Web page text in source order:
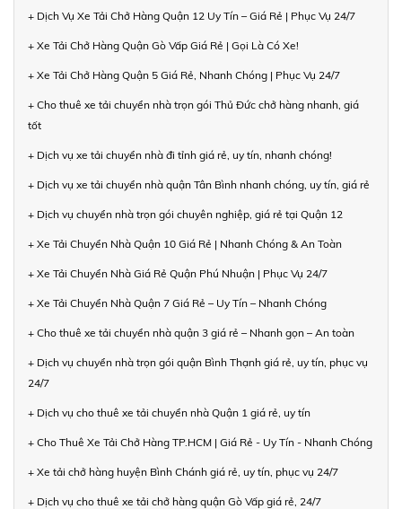
+ Dịch Vụ Xe Tải Chở Hàng Quận 12 Uy Tín – Giá Rẻ | Phục Vụ 24/7
+ Xe Tải Chở Hàng Quận Gò Vấp Giá Rẻ | Gọi Là Có Xe!
+ Xe Tải Chở Hàng Quận 5 Giá Rẻ, Nhanh Chóng | Phục Vụ 24/7
+ Cho thuê xe tải chuyển nhà trọn gói Thủ Đức chở hàng nhanh, giá
tốt
+ Dịch vụ xe tải chuyển nhà đi tỉnh giá rẻ, uy tín, nhanh chóng!
+ Dịch vụ xe tải chuyển nhà quận Tân Bình nhanh chóng, uy tín, giá rẻ
+ Dịch vụ chuyển nhà trọn gói chuyên nghiệp, giá rẻ tại Quận 12
+ Xe Tải Chuyển Nhà Quận 10 Giá Rẻ | Nhanh Chóng & An Toàn
+ Xe Tải Chuyển Nhà Giá Rẻ Quận Phú Nhuận | Phục Vụ 24/7
+ Xe Tải Chuyển Nhà Quận 7 Giá Rẻ – Uy Tín – Nhanh Chóng
+ Cho thuê xe tải chuyển nhà quận 3 giá rẻ – Nhanh gọn – An toàn
+ Dịch vụ chuyển nhà trọn gói quận Bình Thạnh giá rẻ, uy tín, phục vụ
24/7
+ Dịch vụ cho thuê xe tải chuyển nhà Quận 1 giá rẻ, uy tín
+ Cho Thuê Xe Tải Chở Hàng TP.HCM | Giá Rẻ - Uy Tín - Nhanh Chóng
+ Xe tải chở hàng huyện Bình Chánh giá rẻ, uy tín, phục vụ 24/7
+ Dịch vụ cho thuê xe tải chở hàng quận Gò Vấp giá rẻ, 24/7